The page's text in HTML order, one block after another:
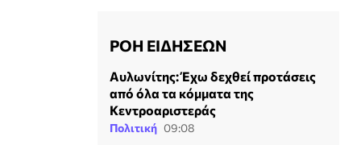
ΡΟΗ ΕΙΔΗΣΕΩΝ
Αυλωνίτης: Έχω δεχθεί προτάσεις
από όλα τα κόμματα της
Κεντροαριστεράς
Πολιτική 09:08